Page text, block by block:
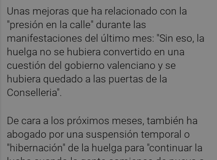
Unas mejoras que ha relacionado con la
"presión en la calle" durante las
manifestaciones del último mes: "Sin eso, la
huelga no se hubiera convertido en una
cuestión del gobierno valenciano y se
hubiera quedado a las puertas de la
Conselleria".
De cara a los próximos meses, también ha
abogado por una suspensión temporal o
"hibernación" de la huelga para "continuar la